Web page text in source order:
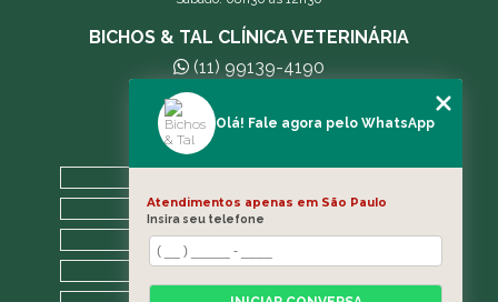
BICHOS & TAL CLÍNICA VETERINÁRIA
(11) 99139-4190
andreleecitti5@gmail.com
A CLÍNICA
BLOG
CONTATO
Olá! Fale agora pelo WhatsApp
Atendimentos apenas em São Paulo
Insira seu telefone